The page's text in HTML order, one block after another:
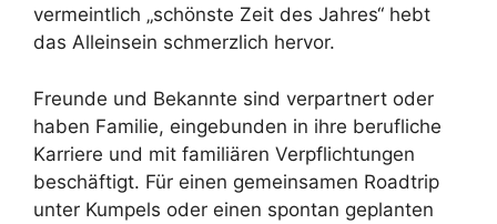
vermeintlich „schönste Zeit des Jahres“ hebt
das Alleinsein schmerzlich hervor.
Freunde und Bekannte sind verpartnert oder
haben Familie, eingebunden in ihre berufliche
Karriere und mit familiären Verpflichtungen
beschäftigt. Für einen gemeinsamen Roadtrip
unter Kumpels oder einen spontan geplanten